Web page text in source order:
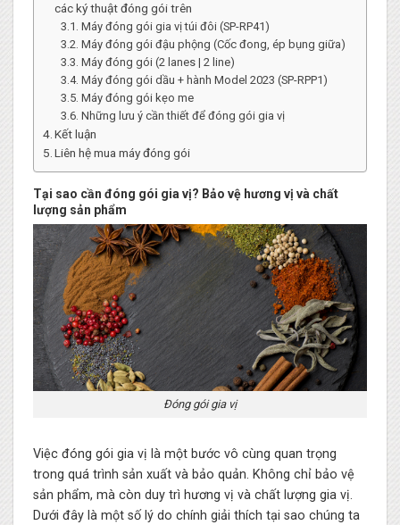
các ký thuật đóng gói trên
Máy đóng gói gia vị túi đôi (SP-RP41)
Máy đóng gói đậu phộng (Cốc đong, ép bụng giữa)
Máy đóng gói (2 lanes | 2 line)
Máy đóng gói dầu + hành Model 2023 (SP-RPP1)
Máy đóng gói kẹo me
Những lưu ý cần thiết để đóng gói gia vị
Kết luận
Liên hệ mua máy đóng gói
Tại sao cần đóng gói gia vị? Bảo vệ hương vị và chất
lượng sản phẩm
Đóng gói gia vị
Việc đóng gói gia vị là một bước vô cùng quan trọng
trong quá trình sản xuất và bảo quản. Không chỉ bảo vệ
sản phẩm, mà còn duy trì hương vị và chất lượng gia vị.
Dưới đây là một số lý do chính giải thích tại sao chúng ta